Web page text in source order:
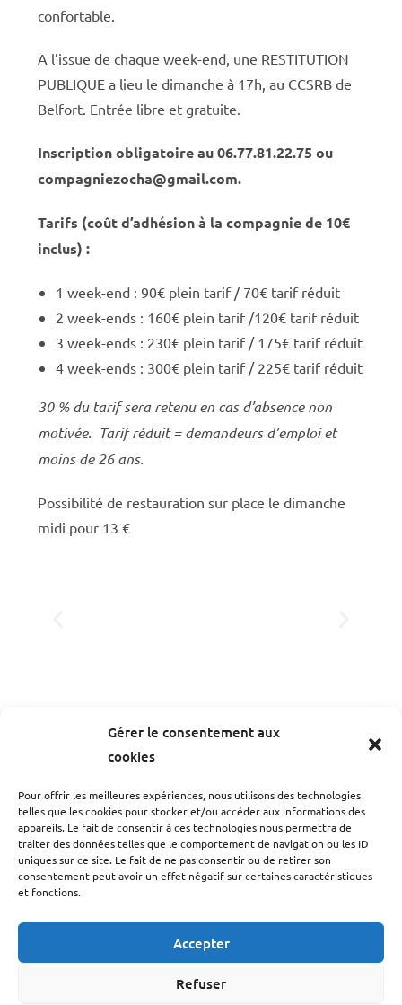
Gérer le consentement aux
cookies
Pour offrir les meilleures expériences, nous utilisons des technologies
telles que les cookies pour stocker et/ou accéder aux informations des
appareils. Le fait de consentir à ces technologies nous permettra de
traiter des données telles que le comportement de navigation ou les ID
uniques sur ce site. Le fait de ne pas consentir ou de retirer son
consentement peut avoir un effet négatif sur certaines caractéristiques
et fonctions.
Accepter
Refuser
confortable.
A l’issue de chaque week-end, une RESTITUTION
PUBLIQUE a lieu le dimanche à 17h, au CCSRB de
Belfort. Entrée libre et gratuite.
Inscription obligatoire au 06.77.81.22.75 ou
compagniezocha@gmail.com.
Tarifs (coût d’adhésion à la compagnie de 10€
inclus) :
1 week-end : 90€ plein tarif / 70€ tarif réduit
2 week-ends : 160€ plein tarif /120€ tarif réduit
3 week-ends : 230€ plein tarif / 175€ tarif réduit
4 week-ends : 300€ plein tarif / 225€ tarif réduit
30 % du tarif sera retenu en cas d’absence non
motivée. Tarif réduit = demandeurs d’emploi et
moins de 26 ans.
Possibilité de restauration sur place le dimanche
midi pour 13 €
Calendrier des représentations
There are no events. There are no events.